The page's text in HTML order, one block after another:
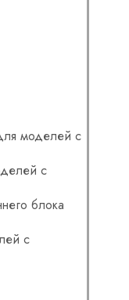
моделей с
с
блока
с